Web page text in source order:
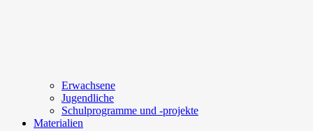
Erwachsene
Jugendliche
Schulprogramme und -projekte
Materialien